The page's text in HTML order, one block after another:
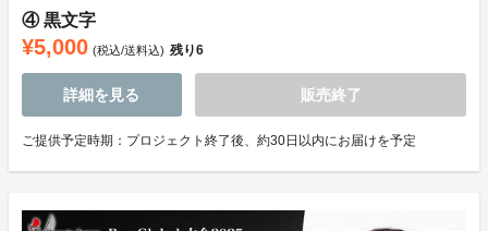
④ 黒文字
¥5,000 (税込/送料込) 残り6
詳細を見る 販売終了
ご提供予定時期：プロジェクト終了後、約30日以内にお届けを予定